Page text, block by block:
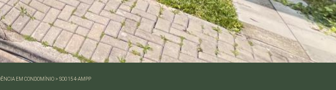
EM CONDOMÍNIO > SO0154-AMPP